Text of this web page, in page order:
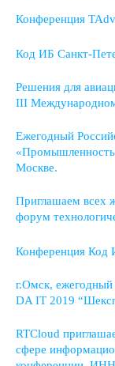
Конференция
Код ИБ Санкт-
Решения для
III
Ежегодный
«Промышленность
Москве.
Приглашаем всех
форум
Конференция Код
г.Омск,
DA IT 2019
RTCloud
сфере